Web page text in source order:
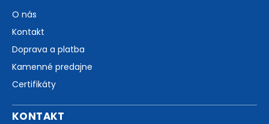
O nás
Kontakt
Doprava a platba
Kamenné predajne
Certifikáty
KONTAKT